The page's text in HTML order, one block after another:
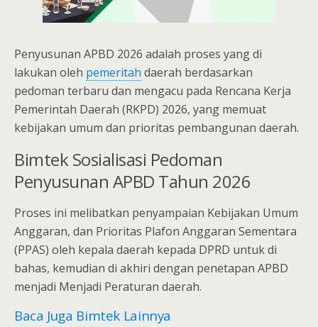
Penyusunan APBD 2026 adalah proses yang di
lakukan oleh pemeritah daerah berdasarkan
pedoman terbaru dan mengacu pada Rencana Kerja
Pemerintah Daerah (RKPD) 2026, yang memuat
kebijakan umum dan prioritas pembangunan daerah.
Bimtek Sosialisasi Pedoman
Penyusunan APBD Tahun 2026
Proses ini melibatkan penyampaian Kebijakan Umum
Anggaran, dan Prioritas Plafon Anggaran Sementara
(PPAS) oleh kepala daerah kepada DPRD untuk di
bahas, kemudian di akhiri dengan penetapan APBD
menjadi Menjadi Peraturan daerah.
Baca Juga Bimtek Lainnya